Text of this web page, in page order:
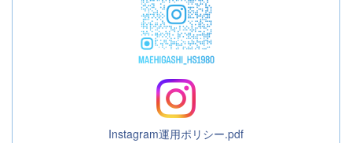
Instagram運用ポリシー.pdf